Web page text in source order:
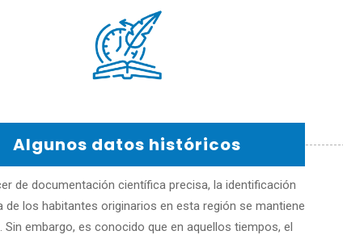
Algunos datos históricos
de documentación científica precisa, la identificación
de los habitantes originarios en esta región se mantiene
Sin embargo, es conocido que en aquellos tiempos, el